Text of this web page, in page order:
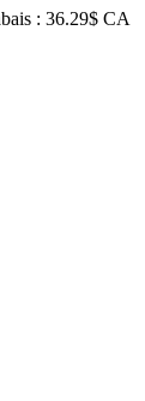
: 36.29$ CA